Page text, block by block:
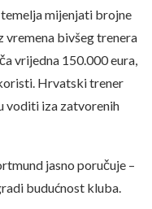
mijenjati brojne
vremena bivšeg trenera
vrijedna 150.000 eura,
Hrvatski trener
voditi iza zatvorenih
jasno poručuje –
budućnost kluba.